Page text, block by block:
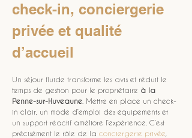
check-in, conciergerie
privée et qualité
d’accueil
Un séjour fluide transforme les avis et réduit le
temps de gestion pour le propriétaire à la
Penne-sur-Huveaune . Mettre en place un check-
in clair, un mode d’emploi des équipements et
un support réactif améliore l’expérience. C’est
précisément le rôle de la conciergerie privée